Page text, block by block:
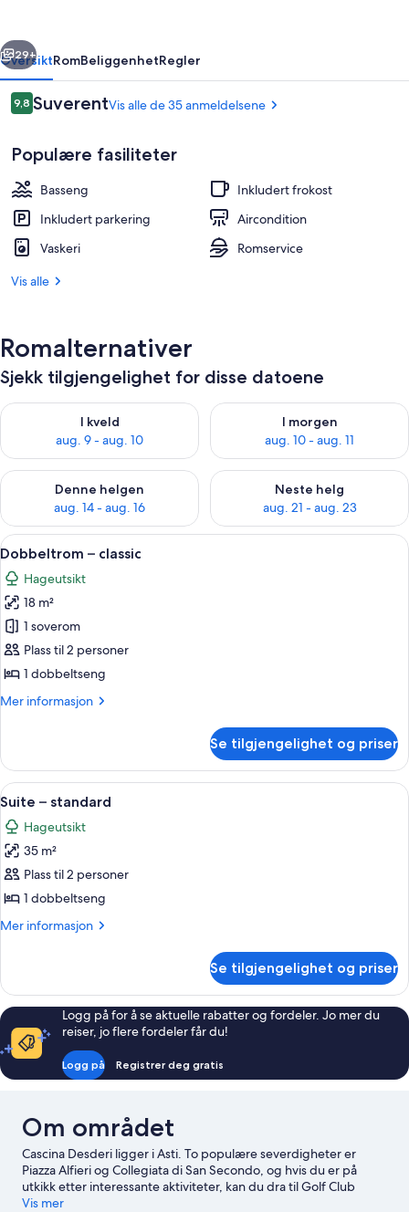
Sesongbasert utendørsbasseng
Neste
29+
OversiktRomBeliggenhetRegler
Anmeldelser
9,89,8 av 10 –
SuverentVis alle de 35 anmeldelsene
Populære fasiliteter
Basseng
Inkludert frokost
Inkludert parkering
Aircondition
Vaskeri
Romservice
Vis alle
Romalternativer
Sjekk tilgjengelighet for disse datoene
I kveld
aug. 9 - aug. 10
Sjekk tilgjengelighet for i kveld, aug. 9 - aug. 10
I morgen
aug. 10 - aug. 11
Sjekk tilgjengelighet for i
Denne helgen
aug. 14 - aug. 16
Sjekk tilgjengelighet for denne helgen, aug. 14 - aug. 16
Neste helg
aug. 21 - aug. 23
Sjekk tilgjengelighet for
Åpne
alle
bildene
av
Dobbeltrom
–
classic
3
Dobbeltrom – classic
Hageutsikt
18 m²
1 soverom
Plass til 2 personer
1 dobbeltseng
Mer informasjon
Mer
–
classic
Se tilgjengelighet og priser
Åpne
alle
bildene
av
Suite
–
standard
Suite – standard | Minibar og
5
Suite – standard
Hageutsikt
35 m²
Plass til 2 personer
1 dobbeltseng
Mer informasjon
Mer
–
standard
Se tilgjengelighet og priser
Logg på for å se aktuelle rabatter og fordeler. Jo mer du
reiser, jo flere fordeler får du!
Logg på Registrer deg gratis
Om området
Cascina Desderi ligger i Asti. To populære severdigheter er
Piazza Alfieri og Collegiata di San Secondo, og hvis du er på
utkikk etter interessante aktiviteter, kan du dra til Golf Club
Margara. Katedralen i Asti og Frinco slott er to andre anbefalte
Vis mer